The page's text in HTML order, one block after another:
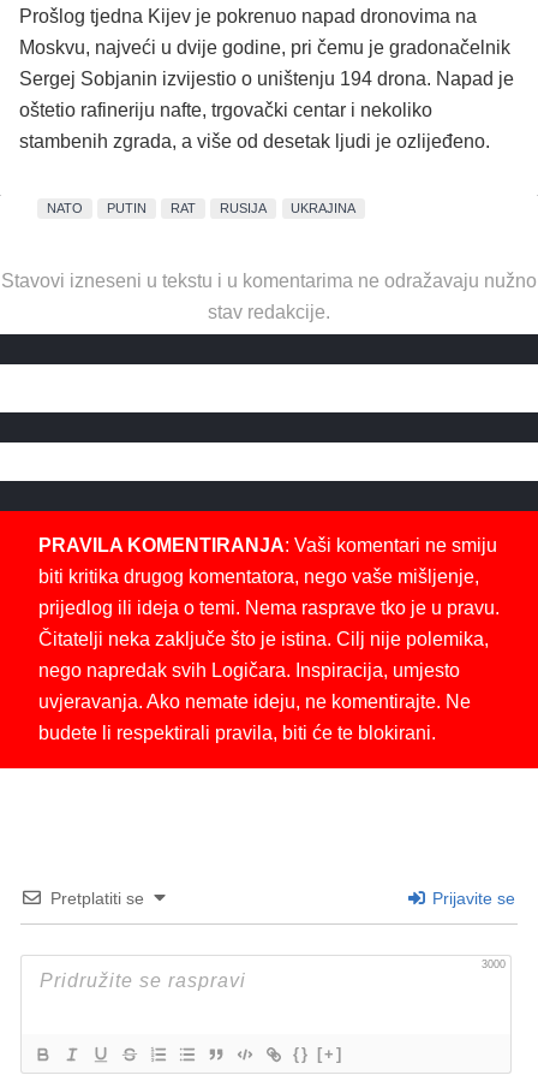
Prošlog tjedna Kijev je pokrenuo napad dronovima na
Moskvu, najveći u dvije godine, pri čemu je gradonačelnik
Sergej Sobjanin izvijestio o uništenju 194 drona. Napad je
oštetio rafineriju nafte, trgovački centar i nekoliko
stambenih zgrada, a više od desetak ljudi je ozlijeđeno.
NATO PUTIN RAT RUSIJA UKRAJINA
Stavovi izneseni u tekstu i u komentarima ne odražavaju nužno
stav redakcije.
PRAVILA KOMENTIRANJA: Vaši komentari ne smiju
biti kritika drugog komentatora, nego vaše mišljenje,
prijedlog ili ideja o temi. Nema rasprave tko je u pravu.
Čitatelji neka zaključe što je istina. Cilj nije polemika,
nego napredak svih Logičara. Inspiracija, umjesto
uvjeravanja. Ako nemate ideju, ne komentirajte. Ne
budete li respektirali pravila, biti će te blokirani.
Pretplatiti se Prijavite se
3000
{} [+]